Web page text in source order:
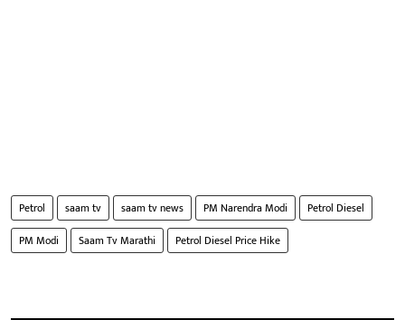
Petrol saam tv saam tv news PM Narendra Modi
Petrol Diesel
PM Modi
Saam Tv Marathi Petrol Diesel Price Hike